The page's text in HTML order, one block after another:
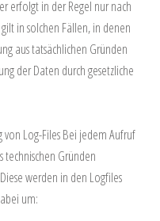
erfolgt in der Regel nur nach
in solchen Fällen, in denen
aus tatsächlichen Gründen
der Daten durch gesetzliche
Log-Files Bei jedem Aufruf
technischen Gründen
werden in den Logfiles
um: